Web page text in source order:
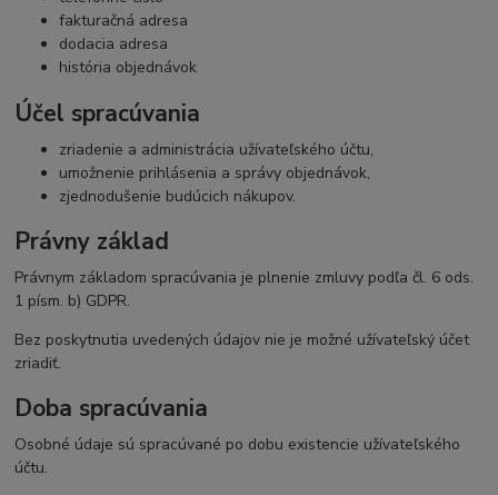
fakturačná adresa
dodacia adresa
história objednávok
Účel spracúvania
zriadenie a administrácia užívateľského účtu,
umožnenie prihlásenia a správy objednávok,
zjednodušenie budúcich nákupov.
Právny základ
Právnym základom spracúvania je plnenie zmluvy podľa čl. 6 ods.
1 písm. b) GDPR.
Bez poskytnutia uvedených údajov nie je možné užívateľský účet
zriadiť.
Doba spracúvania
Osobné údaje sú spracúvané po dobu existencie užívateľského
účtu.